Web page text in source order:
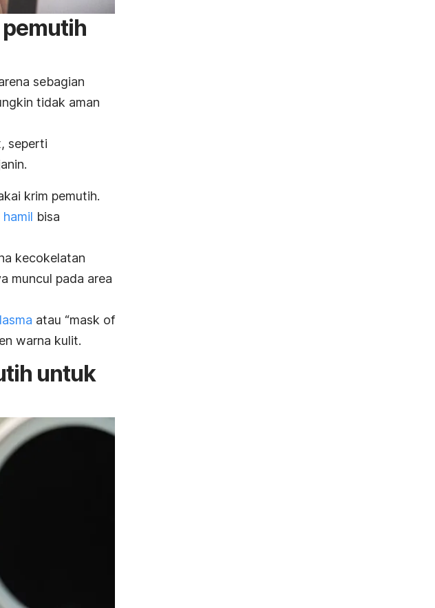
pemutih
sebagian
tidak aman
seperti
krim pemutih.
bisa
kecokelatan
muncul pada area
atau “mask of
warna kulit.
untuk